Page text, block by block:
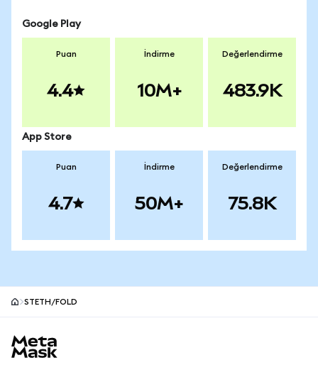
Google Play
Puan
4.4
İndirme
10M+
Değerlendirme
483.9K
App Store
Puan
4.7
İndirme
50M+
Değerlendirme
75.8K
STETH/FOLD